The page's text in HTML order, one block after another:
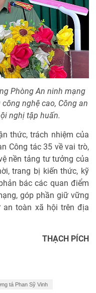
Phòng An ninh mạng
nghệ cao, Công an
nghị tập huấn.
thức, trách nhiệm của
Công tác 35 về vai trò,
nền tảng tư tưởng của
trang bị kiến thức, kỹ
bác các quan điểm
góp phần giữ vững
toàn xã hội trên địa
THẠCH PÍCH
tá Phan Sỹ Vinh